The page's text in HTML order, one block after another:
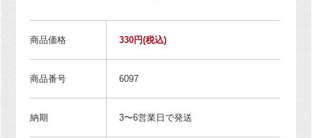
商品価格 330円(税込)
商品番号 6097
納期 3〜6営業日で発送